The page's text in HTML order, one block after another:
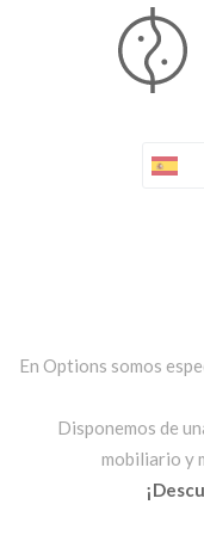
En Options somos
Disponemos de
mobiliario y